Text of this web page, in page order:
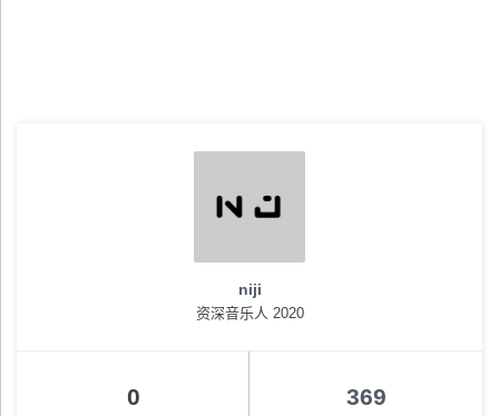
niji
资深音乐人 2020
0 369